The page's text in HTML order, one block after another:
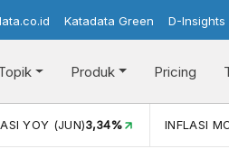
Katadata Green D-Insights
Produk Pricing
YOY (JUN)3,34% INFLASI